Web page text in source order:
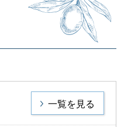
一覧を見る